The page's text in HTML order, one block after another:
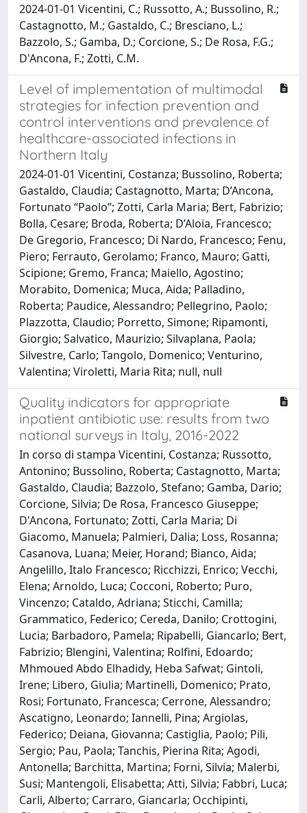
2024-01-01 Vicentini, C.; Russotto, A.; Bussolino, R.;
Castagnotto, M.; Gastaldo, C.; Bresciano, L.;
Bazzolo, S.; Gamba, D.; Corcione, S.; De Rosa, F.G.;
D'Ancona, F.; Zotti, C.M.
Level of implementation of multimodal
strategies for infection prevention and
control interventions and prevalence of
healthcare-associated infections in
Northern Italy
2024-01-01 Vicentini, Costanza; Bussolino, Roberta;
Gastaldo, Claudia; Castagnotto, Marta; D’Ancona,
Fortunato “Paolo”; Zotti, Carla Maria; Bert, Fabrizio;
Bolla, Cesare; Broda, Roberta; D’Aloia, Francesco;
De Gregorio, Francesco; Di Nardo, Francesco; Fenu,
Piero; Ferrauto, Gerolamo; Franco, Mauro; Gatti,
Scipione; Gremo, Franca; Maiello, Agostino;
Morabito, Domenica; Muca, Aida; Palladino,
Roberta; Paudice, Alessandro; Pellegrino, Paolo;
Plazzotta, Claudio; Porretto, Simone; Ripamonti,
Giorgio; Salvatico, Maurizio; Silvaplana, Paola;
Silvestre, Carlo; Tangolo, Domenico; Venturino,
Valentina; Viroletti, Maria Rita; null, null
Quality indicators for appropriate
inpatient antibiotic use: results from two
national surveys in Italy, 2016-2022
In corso di stampa Vicentini, Costanza; Russotto,
Antonino; Bussolino, Roberta; Castagnotto, Marta;
Gastaldo, Claudia; Bazzolo, Stefano; Gamba, Dario;
Corcione, Silvia; De Rosa, Francesco Giuseppe;
D'Ancona, Fortunato; Zotti, Carla Maria; Di
Giacomo, Manuela; Palmieri, Dalia; Loss, Rosanna;
Casanova, Luana; Meier, Horand; Bianco, Aida;
Angelillo, Italo Francesco; Ricchizzi, Enrico; Vecchi,
Elena; Arnoldo, Luca; Cocconi, Roberto; Puro,
Vincenzo; Cataldo, Adriana; Sticchi, Camilla;
Grammatico, Federico; Cereda, Danilo; Crottogini,
Lucia; Barbadoro, Pamela; Ripabelli, Giancarlo; Bert,
Fabrizio; Blengini, Valentina; Rolfini, Edoardo;
Mhmoued Abdo Elhadidy, Heba Safwat; Gintoli,
Irene; Libero, Giulia; Martinelli, Domenico; Prato,
Rosi; Fortunato, Francesca; Cerrone, Alessandro;
Ascatigno, Leonardo; Iannelli, Pina; Argiolas,
Federico; Deiana, Giovanna; Castiglia, Paolo; Pili,
Sergio; Pau, Paola; Tanchis, Pierina Rita; Agodi,
Antonella; Barchitta, Martina; Forni, Silvia; Malerbi,
Susi; Mantengoli, Elisabetta; Atti, Silvia; Fabbri, Luca;
Carli, Alberto; Carraro, Giancarla; Occhipinti,